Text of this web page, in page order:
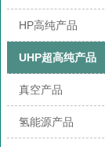
HP高纯产品
UHP超高纯产品
真空产品
氢能源产品